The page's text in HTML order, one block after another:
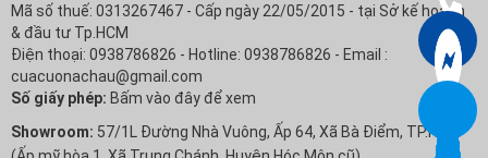
Mã số thuế: 0313267467 - Cấp ngày 22/05/2015 - tại Sở kế hoạch
& đầu tư Tp.HCM
Điện thoại: 0938786826 - Hotline: 0938786826 - Email :
cuacuonachau@gmail.com
Số giấy phép: Bấm vào đây để xem
Showroom: 57/1L Đường Nhà Vuông, Ấp 64, Xã Bà Điểm, TP.HCM